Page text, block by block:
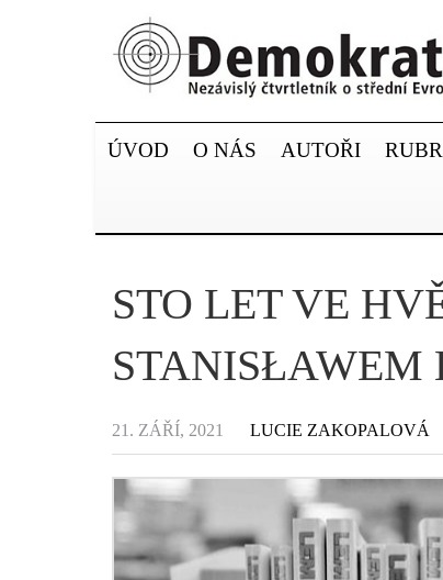
ÚVOD O NÁS AUTOŘI
STO LET VE
STANISŁAWEM
21. ZÁŘÍ, 2021 LUCIE ZAKOPALOVÁ